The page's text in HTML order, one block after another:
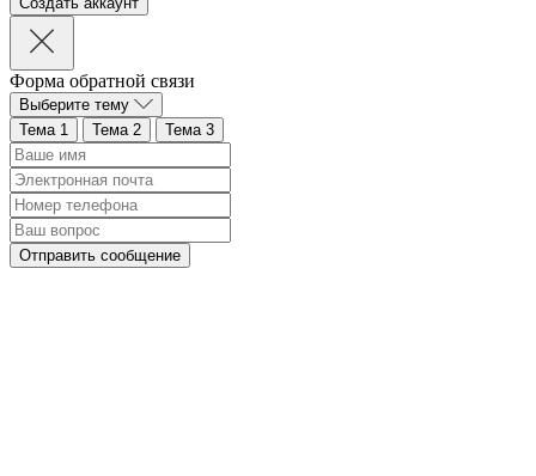
Форма обратной связи
Выберите тему
Тема 1
Тема 2 Тема 3
Отправить сообщение